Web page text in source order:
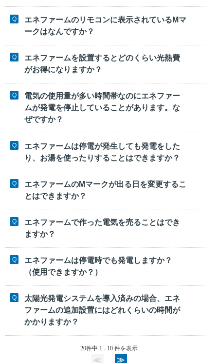
エネファームのリモコンに表示されているMマ
ークはなんですか？
エネファームを設置するとどのくらい光熱費
がお得になりますか？
電気の使用量が多い時間帯なのにエネファー
ムが発電を停止していることがあります。な
ぜですか？
エネファームは停電が発生しても発電をした
り、お湯を使ったりすることはできますか？
エネファームのMマークが出る日を変更するこ
とはできますか？
エネファームで作った電気を売ることはでき
ますか？
エネファームは停電時でも発電しますか？
（使用できますか？）
太陽光発電システムを導入済みの場合、エネ
ファームの追加設置にはどれくらいの時間が
かかりますか？
20件中 1 - 10 件を表示
≪ ≫